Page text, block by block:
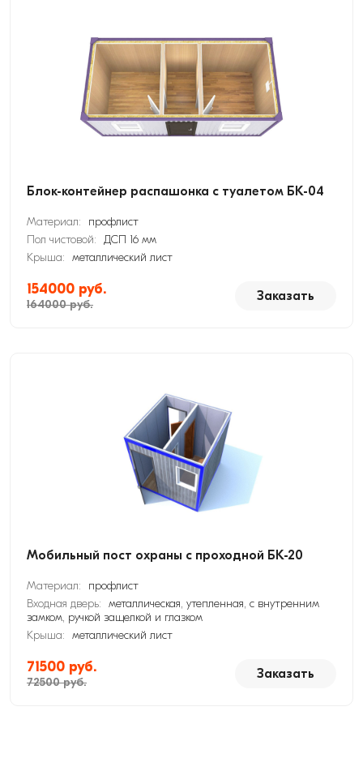
Блок-контейнер распашонка с туалетом БК-04
Материал:
профлист
Пол чистовой: ДСП 16 мм
Крыша: металлический лист
154000 руб.
164000 руб.
Заказать
Мобильный пост охраны с проходной БК-20
Материал:
профлист
Входная дверь: металлическая, утепленная, с внутренним
замком, ручкой защелкой и глазком
Крыша: металлический лист
71500 руб.
72500 руб.
Заказать